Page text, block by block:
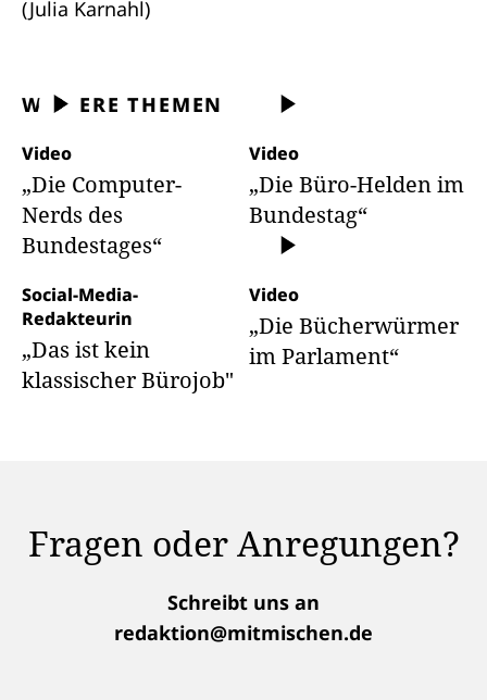
(Julia Karnahl)
WEITERE THEMEN
Video
„Die Computer-
Nerds des
Bundestages“
Video
„Die Büro-Helden im
Bundestag“
Social-Media-
Redakteurin
„Das ist kein
klassischer Bürojob"
Video
„Die Bücherwürmer
im Parlament“
Fragen oder Anregungen?
Schreibt uns an
redaktion@mitmischen.de